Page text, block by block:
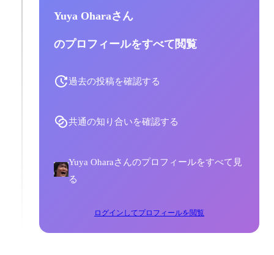
Yuya Oharaさん
のプロフィールをすべて閲覧
過去の投稿を確認する
共通の知り合いを確認する
Yuya Oharaさんのプロフィールをすべて見
る
ログインしてプロフィールを閲覧